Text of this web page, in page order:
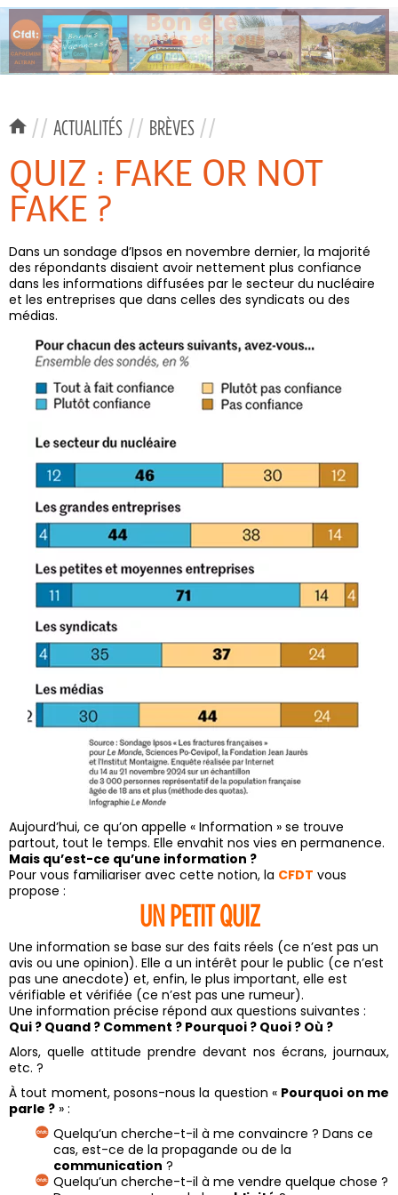
// ACTUALITÉS // BRÈVES //
QUIZ : FAKE OR NOT
FAKE ?
Dans un sondage d’Ipsos en novembre dernier, la majorité
des répondants disaient avoir nettement plus confiance
dans les informations diffusées par le secteur du nucléaire
et les entreprises que dans celles des syndicats ou des
médias.
Aujourd’hui, ce qu’on appelle « Information » se trouve
partout, tout le temps. Elle envahit nos vies en permanence.
Mais qu’est-ce qu’une information ?
Pour vous familiariser avec cette notion, la CFDT vous
propose :
UN PETIT QUIZ
Une information se base sur des faits réels (ce n’est pas un
avis ou une opinion). Elle a un intérêt pour le public (ce n’est
pas une anecdote) et, enfin, le plus important, elle est
vérifiable et vérifiée (ce n’est pas une rumeur).
Une information précise répond aux questions suivantes :
Qui ? Quand ? Comment ? Pourquoi ? Quoi ? Où ?
Alors, quelle attitude prendre devant nos écrans, journaux,
etc. ?
À tout moment, posons-nous la question « Pourquoi on me
parle ? » :
Quelqu’un cherche-t-il à me convaincre ? Dans ce
cas, est-ce de la propagande ou de la
communication ?
Quelqu’un cherche-t-il à me vendre quelque chose ?